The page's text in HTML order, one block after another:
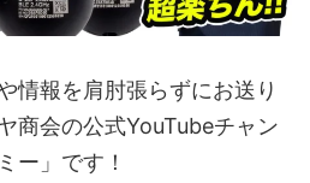
情報を肩肘張らずにお送り
商会の公式YouTubeチャン
ー」です！